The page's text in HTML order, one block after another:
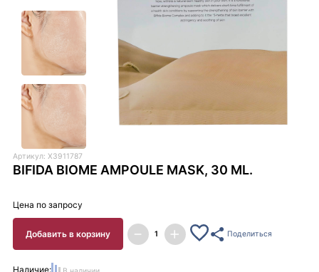
Артикул: X3911787
BIFIDA BIOME AMPOULE MASK, 30 ML.
Цена по запросу
Добавить в корзину Поделиться
Наличие: